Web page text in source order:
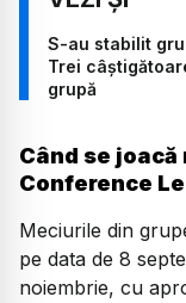
S-au stabilit
Trei
grupă
Când se joacă
Conference
Meciurile din
pe data de 8
noiembrie, cu